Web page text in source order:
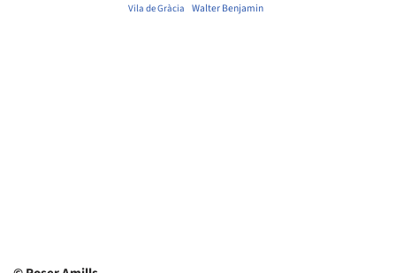
Vila de Gràcia Walter Benjamin